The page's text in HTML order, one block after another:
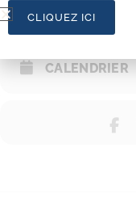
25/11/202110h00-
CALENDRIER
CLIQUEZ ICI